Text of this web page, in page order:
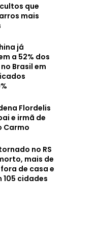
que
mais
já
a 52% dos
Brasil em
Flordelis
e irmã de
Carmo
no RS
mais de
de casa e
cidades